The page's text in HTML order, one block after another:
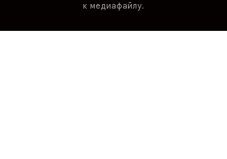
к медиафайлу.